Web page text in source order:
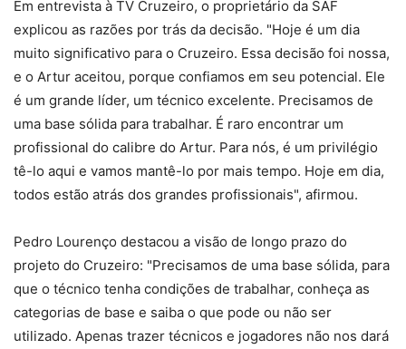
Em entrevista à TV Cruzeiro, o proprietário da SAF
explicou as razões por trás da decisão. "Hoje é um dia
muito significativo para o Cruzeiro. Essa decisão foi nossa,
e o Artur aceitou, porque confiamos em seu potencial. Ele
é um grande líder, um técnico excelente. Precisamos de
uma base sólida para trabalhar. É raro encontrar um
profissional do calibre do Artur. Para nós, é um privilégio
tê-lo aqui e vamos mantê-lo por mais tempo. Hoje em dia,
todos estão atrás dos grandes profissionais", afirmou.
Pedro Lourenço destacou a visão de longo prazo do
projeto do Cruzeiro: "Precisamos de uma base sólida, para
que o técnico tenha condições de trabalhar, conheça as
categorias de base e saiba o que pode ou não ser
utilizado. Apenas trazer técnicos e jogadores não nos dará